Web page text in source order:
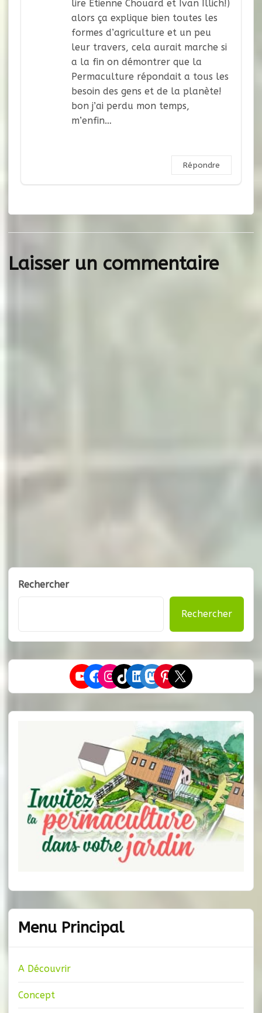
lire Etienne Chouard et Ivan Illich!)
alors ça explique bien toutes les
formes d’agriculture et un peu
leur travers, cela aurait marche si
a la fin on démontrer que la
Permaculture répondait a tous les
besoin des gens et de la planète!
bon j’ai perdu mon temps,
m’enfin…
Répondre
Laisser un commentaire
Rechercher
Rechercher
YouTube
Facebook
Instagram
TikTok
LinkedIn
Mastodon
Pinterest
X
Menu Principal
A Découvrir
Concept